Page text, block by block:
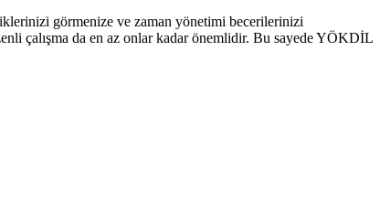
görmenize ve zaman yönetimi becerilerinizi
çalışma da en az onlar kadar önemlidir. Bu sayede YÖKDİL